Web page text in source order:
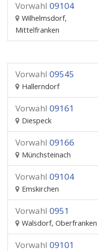
Vorwahl 09104
Wilhelmsdorf,
Mittelfranken
Vorwahl 09545
Hallerndorf
Vorwahl 09161
Diespeck
Vorwahl 09166
Münchsteinach
Vorwahl 09104
Emskirchen
Vorwahl 0951
Walsdorf, Oberfranken
Vorwahl 09101